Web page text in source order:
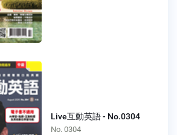
Live互動英語 - No.0304
No. 0304